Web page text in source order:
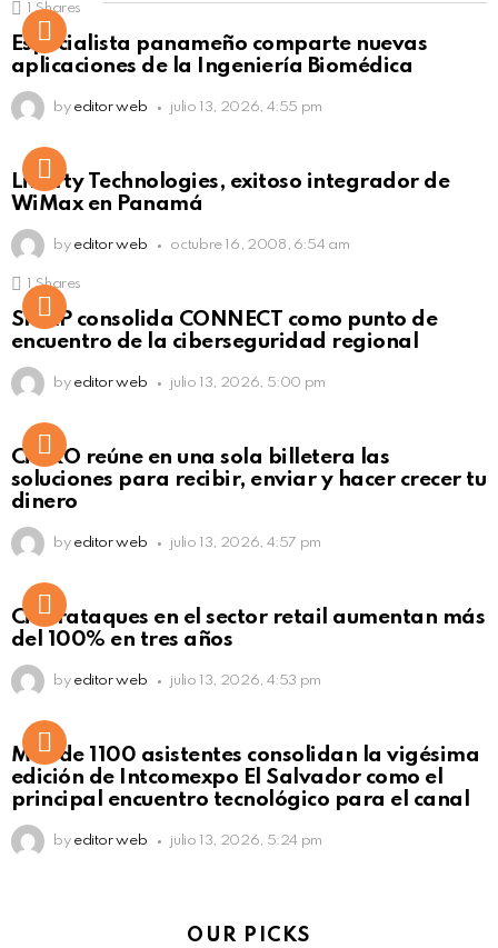
Click to view this post
Shares
Especialista panameño comparte nuevas
aplicaciones de la Ingeniería Biomédica
by editor web julio 13, 2026, 4:55 pm
Liberty Technologies, exitoso integrador de
WiMax en Panamá
by editor web octubre 16, 2008, 6:54 am
Click to view this post
Shares
SISAP consolida CONNECT como punto de
encuentro de la ciberseguridad regional
by editor web julio 13, 2026, 5:00 pm
Not Safe For Work
Click to view this post
CiNKO reúne en una sola billetera las
soluciones para recibir, enviar y hacer crecer tu
dinero
by editor web julio 13, 2026, 4:57 pm
Ciberataques en el sector retail aumentan más
del 100% en tres años
by editor web julio 13, 2026, 4:53 pm
Más de 1100 asistentes consolidan la vigésima
edición de Intcomexpo El Salvador como el
principal encuentro tecnológico para el canal
by editor web julio 13, 2026, 5:24 pm
OUR PICKS